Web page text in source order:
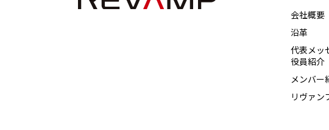
会社概要
沿革
代表メッ
役員紹介
メンバー
リヴァン